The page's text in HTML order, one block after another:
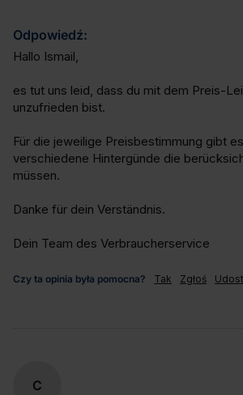
Odpowiedź:
Hallo Ismail,
es tut uns leid, dass du mit dem Preis-
unzufrieden bist.
Für die jeweilige Preisbestimmung gibt
verschiedene Hintergünde die
müssen.
Danke für dein Verständnis.
Dein Team des Verbraucherservice
Czy ta opinia była pomocna? Tak Zgłoś
C